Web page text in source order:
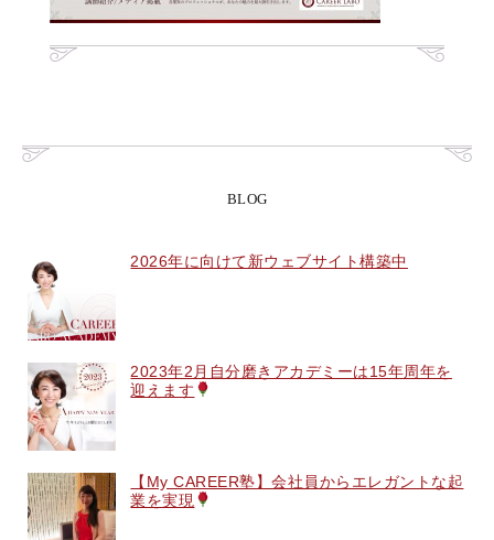
BLOG
2026年に向けて新ウェブサイト構築中
2023年2月自分磨きアカデミーは15年周年を
迎えます
【My CAREER塾】会社員からエレガントな起
業を実現